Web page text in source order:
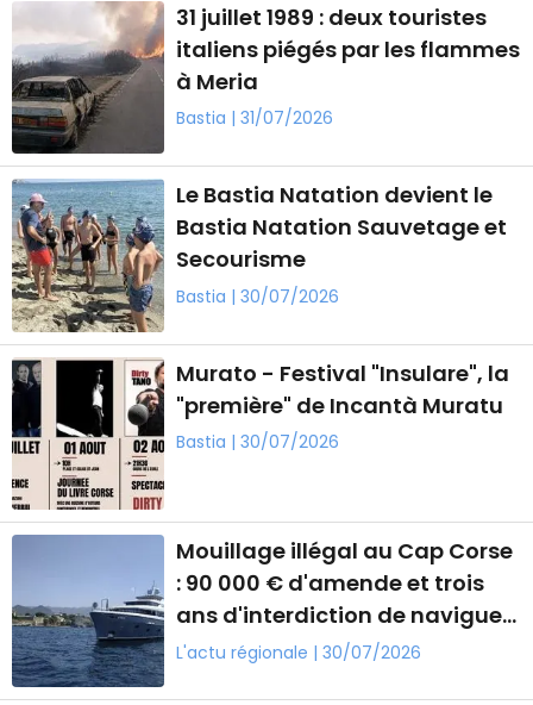
31 juillet 1989 : deux touristes
italiens piégés par les flammes
à Meria
Bastia | 31/07/2026
Le Bastia Natation devient le
Bastia Natation Sauvetage et
Secourisme
Bastia | 30/07/2026
Murato - Festival "Insulare", la
"première" de Incantà Muratu
Bastia | 30/07/2026
Mouillage illégal au Cap Corse
: 90 000 € d'amende et trois
ans d'interdiction de naviguer
en France
L'actu régionale | 30/07/2026